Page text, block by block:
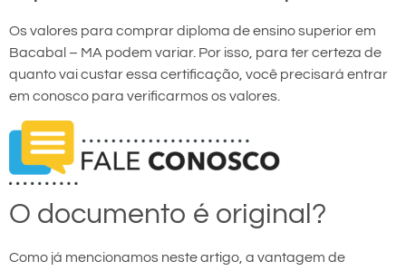
Os valores para comprar diploma de ensino superior em
Bacabal – MA podem variar. Por isso, para ter certeza de
quanto vai custar essa certificação, você precisará entrar
em conosco para verificarmos os valores.
O documento é original?
Como já mencionamos neste artigo, a vantagem de